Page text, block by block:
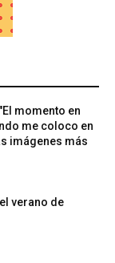
momento en
me coloco en
imágenes más
verano de